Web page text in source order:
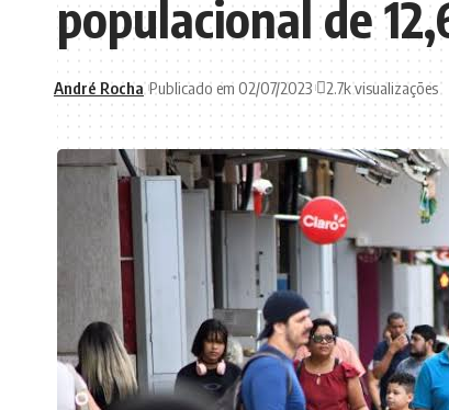
populacional de
André Rocha Publicado em 02/07/2023 2.7k visualizações